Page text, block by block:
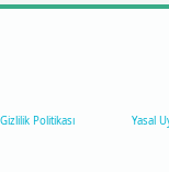
Gizlilik Politikası Yasal